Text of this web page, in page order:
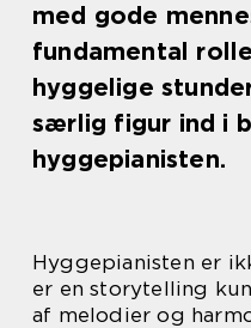
med gode
fundamental
hyggelige
særlig figur ind i
hyggepianisten.
Hyggepianisten er
er en storytelling
af melodier og